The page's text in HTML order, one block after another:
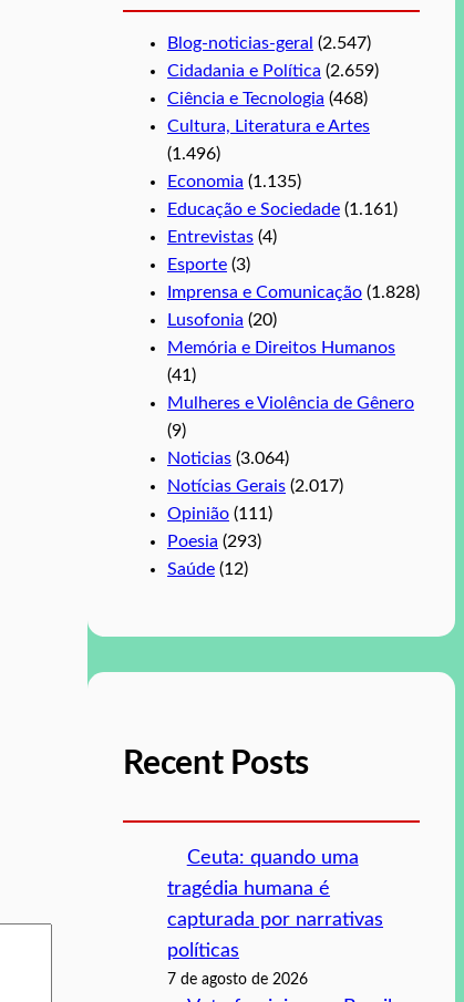
Blog-noticias-geral (2.547)
Cidadania e Política (2.659)
Ciência e Tecnologia (468)
Cultura, Literatura e Artes
(1.496)
Economia (1.135)
Educação e Sociedade (1.161)
Entrevistas (4)
Esporte (3)
Imprensa e Comunicação (1.828)
Lusofonia (20)
Memória e Direitos Humanos
(41)
Mulheres e Violência de Gênero
(9)
Noticias (3.064)
Notícias Gerais (2.017)
Opinião (111)
Poesia (293)
Saúde (12)
Recent Posts
Ceuta: quando uma
tragédia humana é
capturada por narrativas
políticas
7 de agosto de 2026